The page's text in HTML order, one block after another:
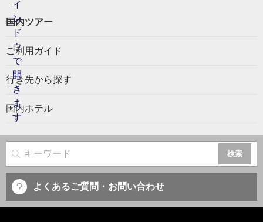
国内ツアー
ご利用ガイド
行き先から探す
国内ホテル
サイト内検索
よくあるご質問・お問い合わせ